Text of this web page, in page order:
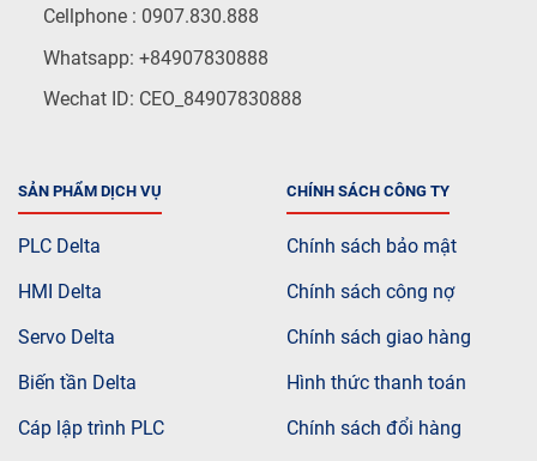
Cellphone : 0907.830.888
Whatsapp: +84907830888
Wechat ID: CEO_84907830888
SẢN PHẨM DỊCH VỤ
PLC Delta
HMI Delta
Servo Delta
Biến tần Delta
Cáp lập trình PLC
CHÍNH SÁCH CÔNG TY
Chính sách bảo mật
Chính sách công nợ
Chính sách giao hàng
Hình thức thanh toán
Chính sách đổi hàng